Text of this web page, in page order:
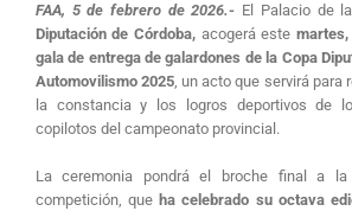
FAA, 5 de febrero de 2026.- El Palacio de
Diputación de Córdoba, acogerá este
gala de entrega de galardones de la Copa
Automovilismo 2025, un acto que servirá para
la constancia y los logros deportivos de
copilotos del campeonato provincial.
La ceremonia pondrá el broche final a
competición, que ha celebrado su octava